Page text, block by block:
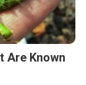
Are Known